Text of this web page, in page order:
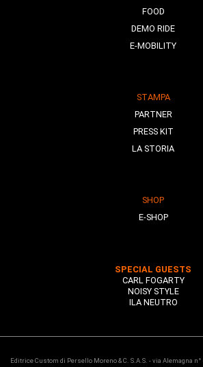
FOOD
DEMO RIDE
E-MOBILITY
STAMPA
PARTNER
PRESS KIT
LA STORIA
SHOP
E-SHOP
SPECIAL GUESTS
CARL FOGARTY
NOISY STYLE
ILA NEUTRO
Editrice Custom di Persello Moreno & C. S.A.S. - via Alemagna n°